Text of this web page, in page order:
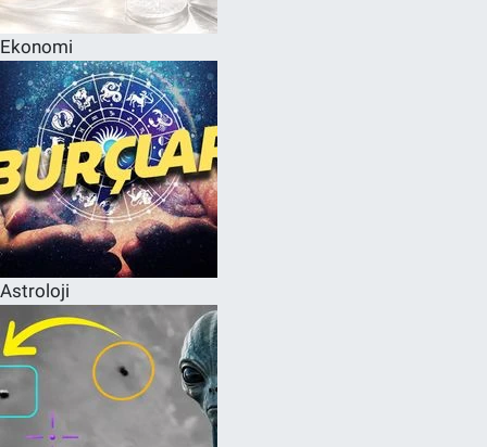
Ekonomi
Astroloji